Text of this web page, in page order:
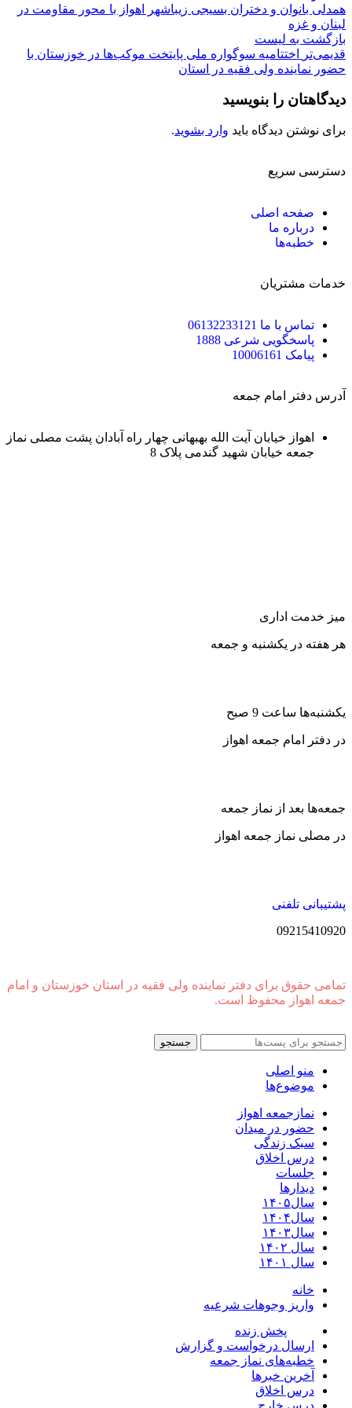
همدلی بانوان و دختران بسیجی زیباشهر اهواز با محور مقاومت در
لبنان و غزه
بازگشت به لیست
قدیمی‌تر
اختتامیه سوگواره ملی پایتخت موکب‌ها در خوزستان با
حضور نماینده ولی فقیه در استان
دیدگاهتان را بنویسید
برای نوشتن دیدگاه باید وارد بشوید.
دسترسی سریع
صفحه اصلی
درباره ما
خطبه‌ها
خدمات مشتریان
تماس با ما 06132233121
پاسخگویی شرعی 1888
پیامک 10006161
آدرس دفتر امام جمعه
اهواز خیابان آیت الله بهبهانی چهار راه آبادان پشت مصلی نماز
جمعه خیابان شهید گندمی پلاک 8
میز خدمت اداری
هر هفته در یکشنبه و جمعه
یکشنبه‌ها ساعت 9 صبح
در دفتر امام جمعه اهواز
جمعه‌ها بعد از نماز جمعه
در مصلی نماز جمعه اهواز
پشتیبانی تلفنی
09215410920
تمامی حقوق برای دفتر نماینده ولی فقیه در استان خوزستان و امام
جمعه اهواز محفوظ است.
جستجو
منو اصلی
موضوع‌ها
نمازجمعه اهواز
حضور در میدان
سبک زندگی
درس اخلاق
جلسات
دیدارها
سال۱۴۰۵
سال۱۴۰۴
سال۱۴۰۳
سال ۱۴۰۲
سال ۱۴۰۱
خانه
واریز وجوهات شرعیه
پخش زنده
ارسال درخواست و گزارش
خطبه‌های نماز جمعه
آخرین خبرها
درس اخلاق